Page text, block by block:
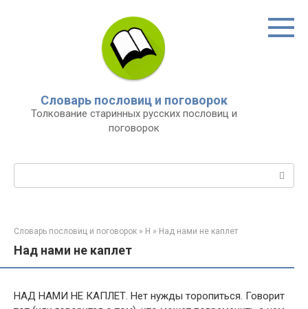
Словарь пословиц и поговорок
Толкование старинных русских пословиц и
поговорок
Словарь пословиц и поговорок » Н » Над нами не каплет
Над нами не каплет
НАД НАМИ НЕ КАПЛЕТ. Нет нужды торопиться. Говорит